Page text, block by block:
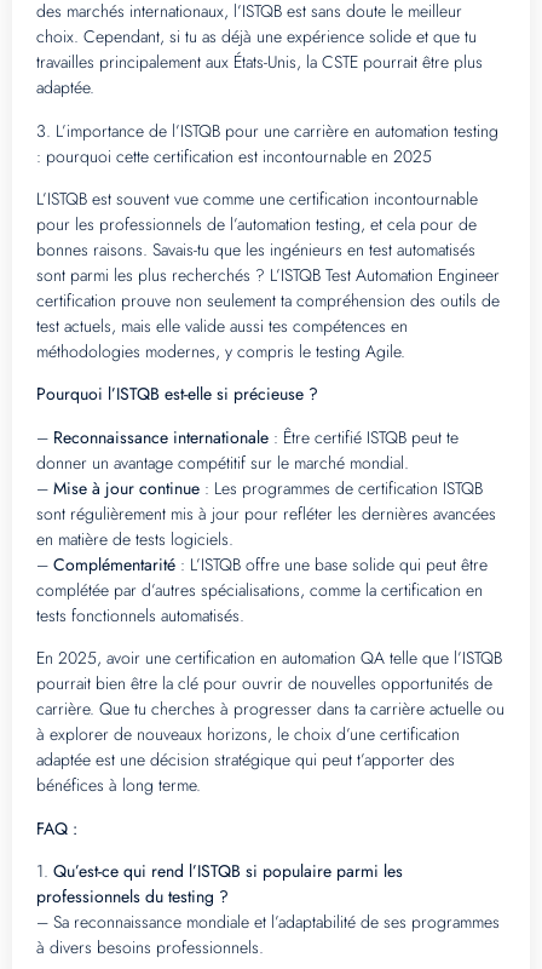
des marchés internationaux, l’ISTQB est sans doute le meilleur
choix. Cependant, si tu as déjà une expérience solide et que tu
travailles principalement aux États-Unis, la CSTE pourrait être plus
adaptée.
3. L’importance de l’ISTQB pour une carrière en automation testing
: pourquoi cette certification est incontournable en 2025
L’ISTQB est souvent vue comme une certification incontournable
pour les professionnels de l’automation testing, et cela pour de
bonnes raisons. Savais-tu que les ingénieurs en test automatisés
sont parmi les plus recherchés ? L’ISTQB Test Automation Engineer
certification prouve non seulement ta compréhension des outils de
test actuels, mais elle valide aussi tes compétences en
méthodologies modernes, y compris le testing Agile.
Pourquoi l’ISTQB est-elle si précieuse ?
– Reconnaissance internationale : Être certifié ISTQB peut te
donner un avantage compétitif sur le marché mondial.
– Mise à jour continue : Les programmes de certification ISTQB
sont régulièrement mis à jour pour refléter les dernières avancées
en matière de tests logiciels.
– Complémentarité : L’ISTQB offre une base solide qui peut être
complétée par d’autres spécialisations, comme la certification en
tests fonctionnels automatisés.
En 2025, avoir une certification en automation QA telle que l’ISTQB
pourrait bien être la clé pour ouvrir de nouvelles opportunités de
carrière. Que tu cherches à progresser dans ta carrière actuelle ou
à explorer de nouveaux horizons, le choix d’une certification
adaptée est une décision stratégique qui peut t’apporter des
bénéfices à long terme.
FAQ :
1. Qu’est-ce qui rend l’ISTQB si populaire parmi les
professionnels du testing ?
– Sa reconnaissance mondiale et l’adaptabilité de ses programmes
à divers besoins professionnels.